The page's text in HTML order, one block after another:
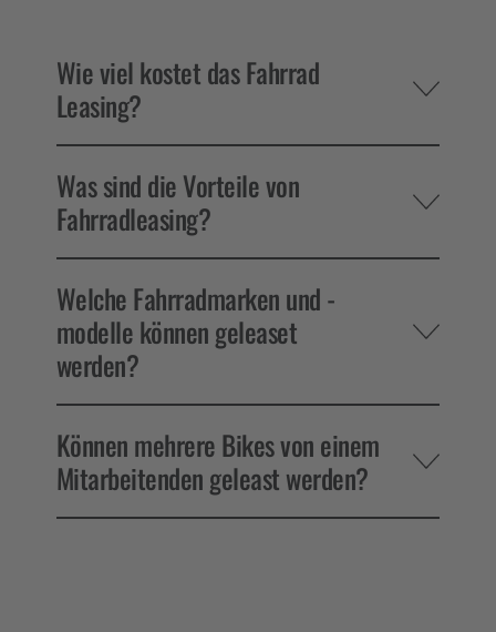
Wie viel kostet das Fahrrad
Leasing?
Was sind die Vorteile von
Fahrradleasing?
Welche Fahrradmarken und -
modelle können geleaset
werden?
Können mehrere Bikes von einem
Mitarbeitenden geleast werden?